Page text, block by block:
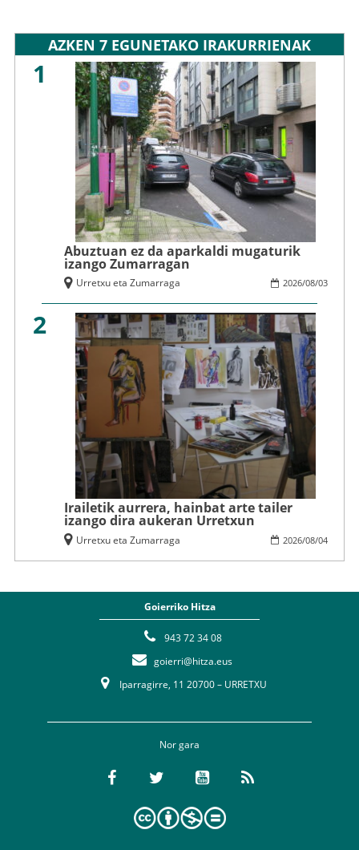
AZKEN 7 EGUNETAKO IRAKURRIENAK
1
Abuztuan ez da aparkaldi mugaturik
izango Zumarragan
2026/08/03
Urretxu eta Zumarraga
2
Irailetik aurrera, hainbat arte tailer
izango dira aukeran Urretxun
2026/08/04
Urretxu eta Zumarraga
Goierriko Hitza
943 72 34 08
goierri@hitza.eus
Iparragirre, 11 20700 – URRETXU
Nor gara